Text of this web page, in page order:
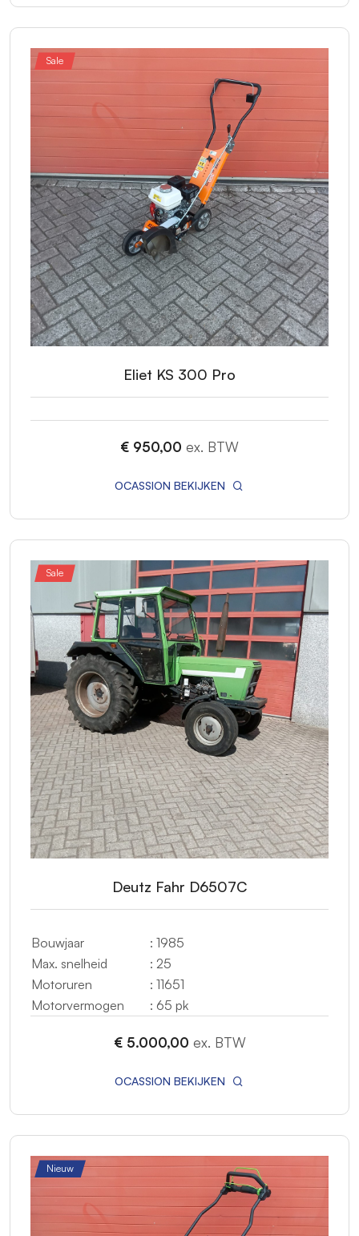
Sale
Eliet KS 300 Pro
€ 950,00 ex. BTW
OCASSION BEKIJKEN
Sale
Deutz Fahr D6507C
Bouwjaar
: 1985
Max. snelheid
: 25
Motoruren
: 11651
Motorvermogen
: 65 pk
€ 5.000,00 ex. BTW
OCASSION BEKIJKEN
Nieuw